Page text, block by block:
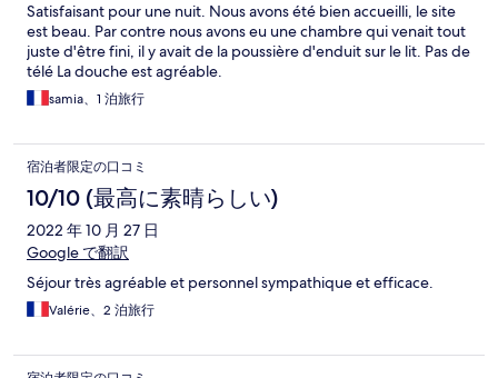
Satisfaisant pour une nuit. Nous avons été bien accueilli, le site
est beau. Par contre nous avons eu une chambre qui venait tout
juste d'être fini, il y avait de la poussière d'enduit sur le lit. Pas de
télé La douche est agréable.
samia、1 泊旅行
宿泊者限定の口コミ
10/10 (最高に素晴らしい)
2022 年 10 月 27 日
Google で翻訳
Séjour très agréable et personnel sympathique et efficace.
Valérie、2 泊旅行